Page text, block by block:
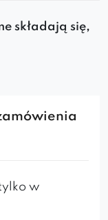
składają się,
siedzisko
nóg do
w